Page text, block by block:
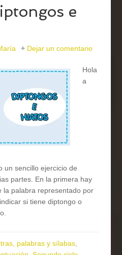
e
Dejar un comentario
Hola
a
un sencillo ejercicio de
partes. En la primera hay
la palabra representado por
si tiene diptongo o
palabras y sílabas,